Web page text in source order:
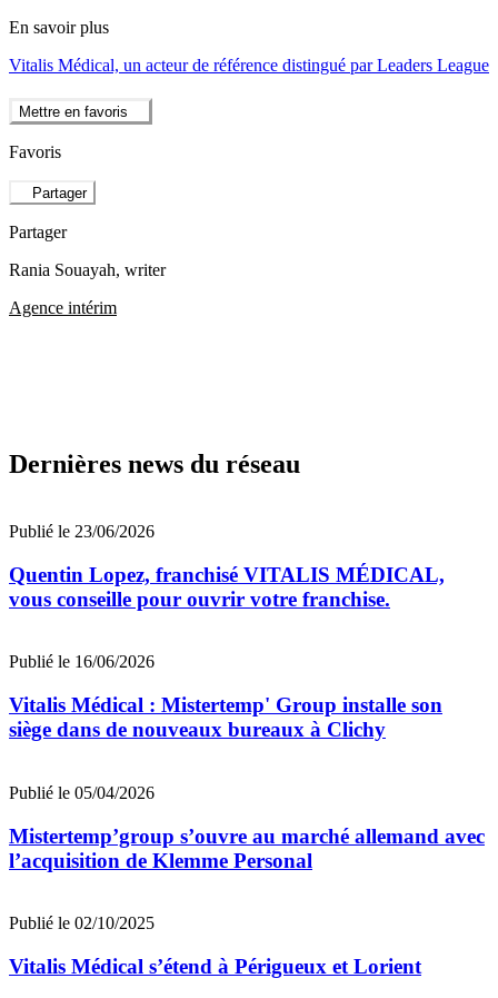
En savoir plus
Vitalis Médical, un acteur de référence distingué par Leaders League
Mettre en favoris
Favoris
Partager
Partager
Rania Souayah, writer
Agence intérim
Dernières news du réseau
Publié le 23/06/2026
Quentin Lopez, franchisé VITALIS MÉDICAL,
vous conseille pour ouvrir votre franchise.
Publié le 16/06/2026
Vitalis Médical : Mistertemp' Group installe son
siège dans de nouveaux bureaux à Clichy
Publié le 05/04/2026
Mistertemp’group s’ouvre au marché allemand avec
l’acquisition de Klemme Personal
Publié le 02/10/2025
Vitalis Médical s’étend à Périgueux et Lorient